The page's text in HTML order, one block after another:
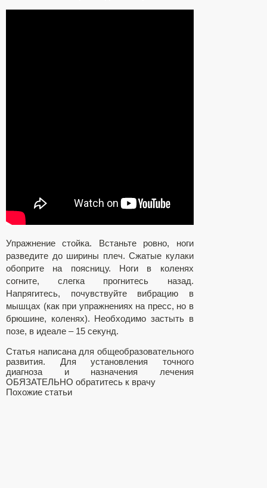
Упражнение стойка. Встаньте ровно, ноги
разведите до ширины плеч. Сжатые кулаки
обоприте на поясницу. Ноги в коленях
согните, слегка прогнитесь назад.
Напрягитесь, почувствуйте вибрацию в
мышцах (как при упражнениях на пресс, но в
брюшине, коленях). Необходимо застыть в
позе, в идеале – 15 секунд.
Статья написана для общеобразовательного
развития. Для установления точного
диагноза и назначения лечения
ОБЯЗАТЕЛЬНО обратитесь к врачу
Похожие статьи